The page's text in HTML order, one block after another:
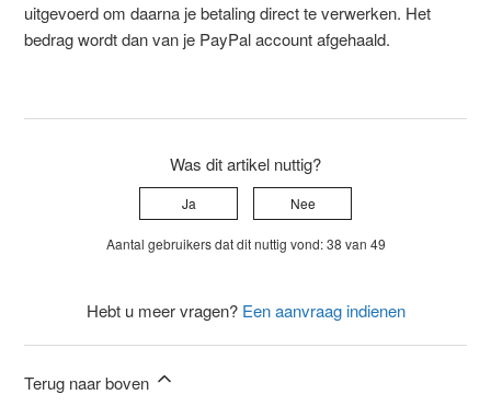
uitgevoerd om daarna je betaling direct te verwerken. Het
bedrag wordt dan van je PayPal account afgehaald.
Was dit artikel nuttig?
Ja Nee
Aantal gebruikers dat dit nuttig vond: 38 van 49
Hebt u meer vragen? Een aanvraag indienen
Terug naar boven